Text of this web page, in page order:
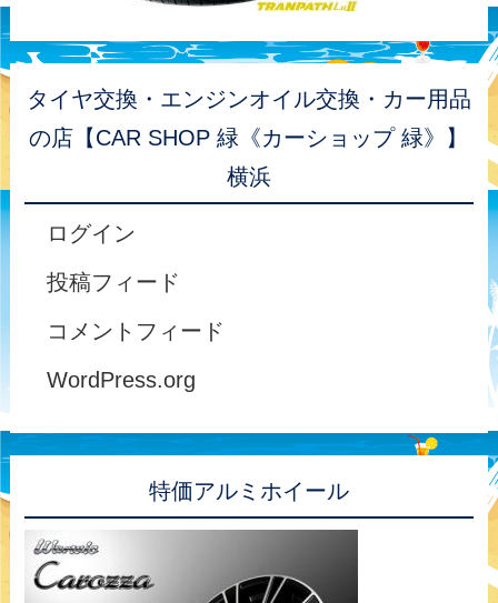
タイヤ交換・エンジンオイル交換・カー用品
の店【CAR SHOP 緑《カーショップ 緑》】
横浜
ログイン
投稿フィード
コメントフィード
WordPress.org
特価アルミホイール